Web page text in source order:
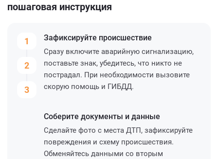
пошаговая инструкция
1
2
3
Зафиксируйте происшествие
Сразу включите аварийную сигнализацию,
поставьте знак, убедитесь, что никто не
пострадал. При необходимости вызовите
скорую помощь и ГИБДД.
Соберите документы и данные
Сделайте фото с места ДТП, зафиксируйте
повреждения и схему происшествия.
Обменяйтесь данными со вторым